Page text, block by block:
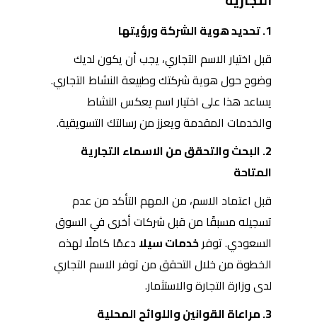
1. تحديد هوية الشركة ورؤيتها
قبل اختيار الاسم التجاري، يجب أن يكون لديك
وضوح حول هوية شركتك وطبيعة النشاط التجاري.
يساعد هذا على اختيار اسم يعكس النشاط
والخدمات المقدمة ويعزز من رسالتك التسويقية.
2. البحث والتحقق من الاسماء التجارية
المتاحة
قبل اعتماد الاسم، من المهم التأكد من عدم
تسجيله مسبقًا من قبل شركات أخرى في السوق
السعودي. توفرخدمات سيلا دعمًا كاملًا لهذه
الخطوة من خلال التحقق من توفر الاسم التجاري
لدى وزارة التجارة والاستثمار.
3. مراعاة القوانين واللوائح المحلية